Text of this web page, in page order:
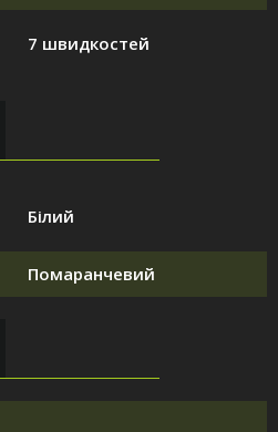
7 швидкостей
Білий
Помаранчевий